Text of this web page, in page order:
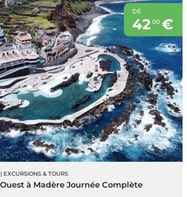
DE
42 00 €
| EXCURSIONS & TOURS
à Madère Journée Complète